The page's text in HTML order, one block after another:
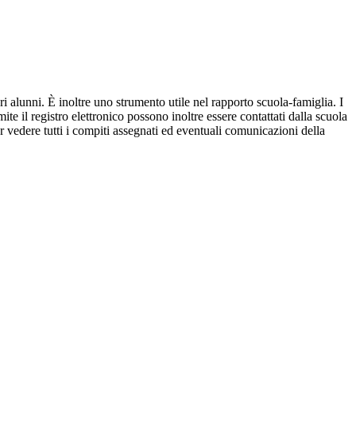
alunni. È inoltre uno strumento utile nel rapporto scuola-famiglia. I
il registro elettronico possono inoltre essere contattati dalla scuola
tutti i compiti assegnati ed eventuali comunicazioni della